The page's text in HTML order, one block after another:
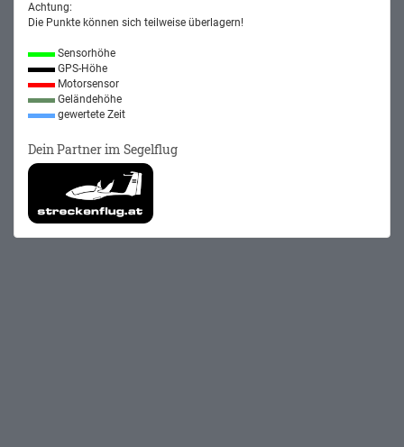
Achtung:
Die Punkte können sich teilweise überlagern!
Sensorhöhe
GPS-Höhe
Motorsensor
Geländehöhe
gewertete Zeit
Dein Partner im Segelflug